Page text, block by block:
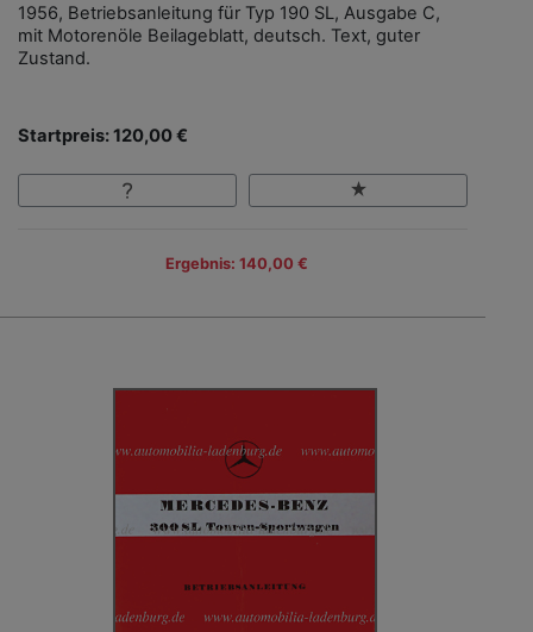
1956, Betriebsanleitung für Typ 190 SL, Ausgabe C,
mit Motorenöle Beilageblatt, deutsch. Text, guter
Zustand.
Startpreis: 120,00 €
Ergebnis: 140,00 €